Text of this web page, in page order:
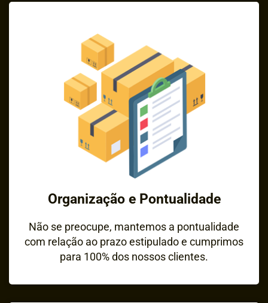
Organização e Pontualidade
Não se preocupe, mantemos a pontualidade
com relação ao prazo estipulado e cumprimos
para 100% dos nossos clientes.